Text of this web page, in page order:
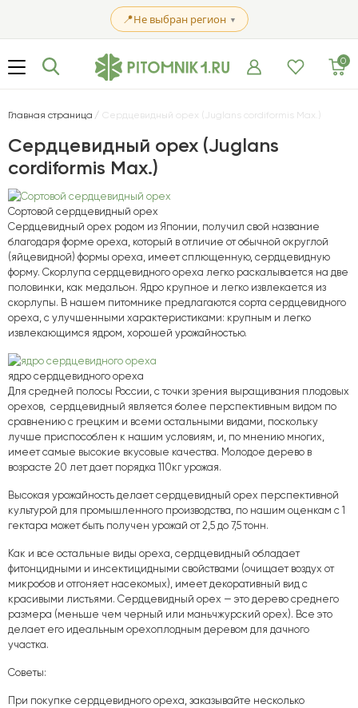
📍Не выбран регион ▼
0
Главная страница Сердцевидный орех (Juglans cordiformis Max.)
Сердцевидный орех (Juglans
cordiformis Max.)
Сортовой сердцевидный орех
Сердцевидный орех родом из Японии, получил свой название
благодаря форме ореха, который в отличие от обычной округлой
(яйцевидной) формы ореха, имеет сплющенную, сердцевидную
форму. Скорлупа сердцевидного ореха легко раскалывается на две
половинки, как медальон. Ядро крупное и легко извлекается из
скорлупы. В нашем питомнике предлагаются сорта сердцевидного
ореха, с улучшенными характеристиками: крупным и легко
извлекающимся ядром, хорошей урожайностью.
ядро сердцевидного ореха
Для средней полосы России, с точки зрения выращивания плодовых
орехов, сердцевидный является более перспективным видом по
сравнению с грецким и всеми остальными видами, поскольку
лучше приспособлен к нашим условиям, и, по мнению многих,
имеет самые высокие вкусовые качества. Молодое дерево в
возрасте 20 лет дает порядка 110кг урожая.
Высокая урожайность делает сердцевидный орех перспективной
культурой для промышленного производства, по нашим оценкам с 1
гектара может быть получен урожай от 2,5 до 7,5 тонн.
Как и все остальные виды ореха, сердцевидный обладает
фитонцидными и инсектицидными свойствами (очищает воздух от
микробов и отгоняет насекомых), имеет декоративный вид с
красивыми листьями. Сердцевидный орех — это дерево среднего
размера (меньше чем черный или маньчжурский орех). Все это
делает его идеальным орехоплодным деревом для дачного
участка.
Советы:
При покупке сердцевидного ореха, заказывайте несколько